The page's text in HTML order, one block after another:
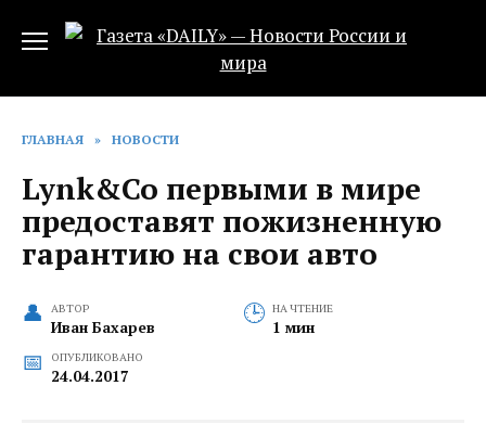
ГЛАВНАЯ » НОВОСТИ
Lynk&Co первыми в мире
предоставят пожизненную
гарантию на свои авто
АВТОР
Иван Бахарев
НА ЧТЕНИЕ
1 мин
ОПУБЛИКОВАНО
24.04.2017